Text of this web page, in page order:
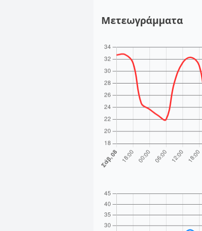
Μετεωγράμματα